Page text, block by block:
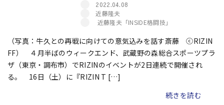
2022.04.08
近藤隆夫
近藤隆夫「INSIDE格闘技」
（写真：牛久との再戦に向けての意気込みを話す斎藤 ⓒRIZIN
FF） ４月半ばのウィークエンド、武蔵野の森総合スポーツプラ
ザ（東京・調布市）でRIZINのイベントが2日連続で開催され
る。 16日（土）に『RIZIN T […]
続きを読む